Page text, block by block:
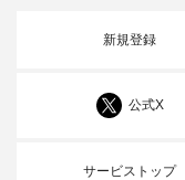
新規登録
公式X
サービストップ